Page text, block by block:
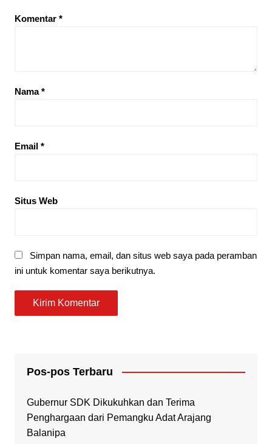
Komentar *
Nama*
Email *
Situs Web
Simpan nama, email, dan situs web saya pada peramban
ini untuk komentar saya berikutnya.
Pos-pos Terbaru
Gubernur SDK Dikukuhkan dan Terima
Penghargaan dari Pemangku Adat Arajang
Balanipa